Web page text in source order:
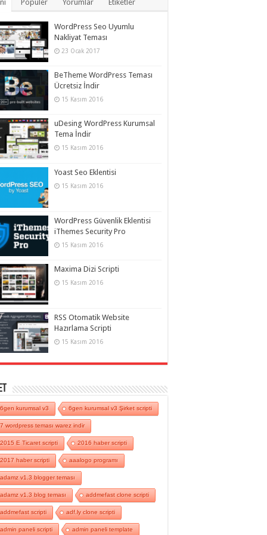
Popüler Yorumlar Etiketler
WordPress Seo Uyumlu
Nakliyat Teması
23 Ocak 2017
BeTheme WordPress Teması
Ücretsiz İndir
15 Kasım 2016
uDesing WordPress Kurumsal
Tema İndir
15 Kasım 2016
Yoast Seo Eklentisi
15 Kasım 2016
WordPress Güvenlik Eklentisi
iThemes Security Pro
15 Kasım 2016
Maxima Dizi Scripti
15 Kasım 2016
RSS Otomatik Website
Hazırlama Scripti
15 Kasım 2016
6gen kurumsal v3 6gen kurumsal v3 Şirket scripti
7 wordpress teması warez indir
2015 E Ticaret scripti 2016 haber scripti
2017 haber scripti aaalogo programı
adamz v1.3 blogger teması
adamz v1.3 blog teması addmefast clone scripti
addmefast scripti adf.ly clone scripti
admin paneli scripti admin paneli template